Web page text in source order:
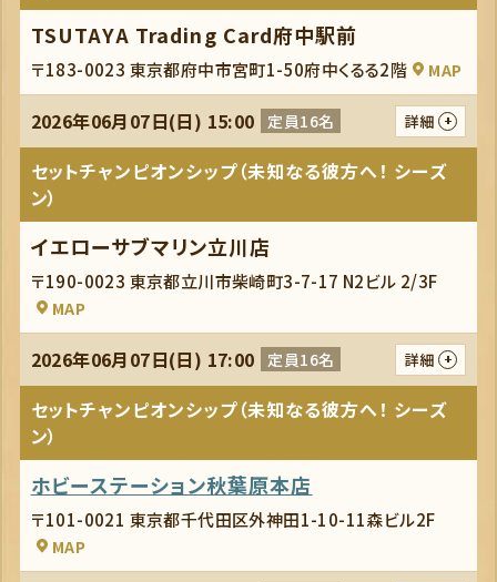
TSUTAYA Trading Card府中駅前
〒183-0023 東京都府中市宮町1-50府中くるる2階 MAP
2026年06月07日(日) 15:00 定員16名 詳細
セットチャンピオンシップ（未知なる彼方へ！ シーズ
ン）
イエローサブマリン立川店
〒190-0023 東京都立川市柴崎町3-7-17 N2ビル 2/3F
MAP
2026年06月07日(日) 17:00 定員16名 詳細
セットチャンピオンシップ（未知なる彼方へ！ シーズ
ン）
ホビーステーション秋葉原本店
〒101-0021 東京都千代田区外神田1-10-11森ビル2F
MAP